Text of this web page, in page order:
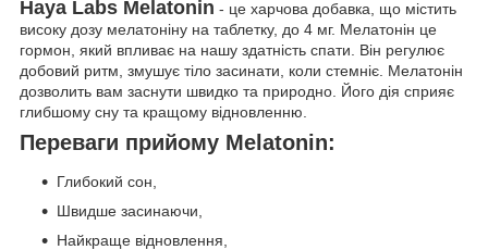
Haya Labs Melatonin - це харчова добавка, що містить
високу дозу мелатоніну на таблетку, до 4 мг. Мелатонін це
гормон, який впливає на нашу здатність спати. Він регулює
добовий ритм, змушує тіло засинати, коли стемніє. Мелатонін
дозволить вам заснути швидко та природно. Його дія сприяє
глибшому сну та кращому відновленню.
Переваги прийому Melatonin:
Глибокий сон,
Швидше засинаючи,
Найкраще відновлення,